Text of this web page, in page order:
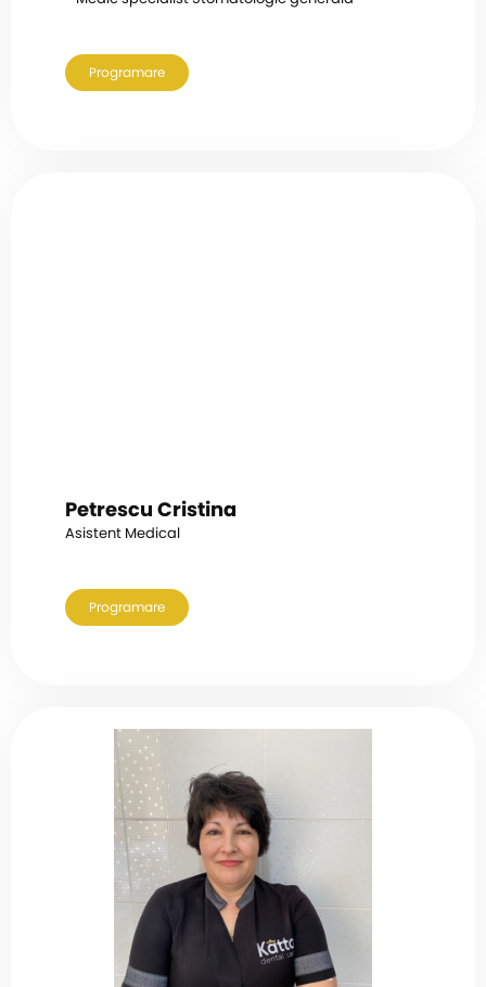
Programare
Petrescu Cristina
Asistent Medical
Programare